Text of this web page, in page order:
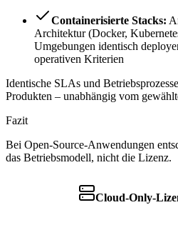
Containerisierte Stacks:
Architektur (Docker,
Umgebungen identisch
operativen Kriterien
Identische SLAs und
Produkten – unabhängig vom
Fazit
Bei Open-Source-Anwendungen
das Betriebsmodell, nicht die Lizenz.
Cloud-Only-